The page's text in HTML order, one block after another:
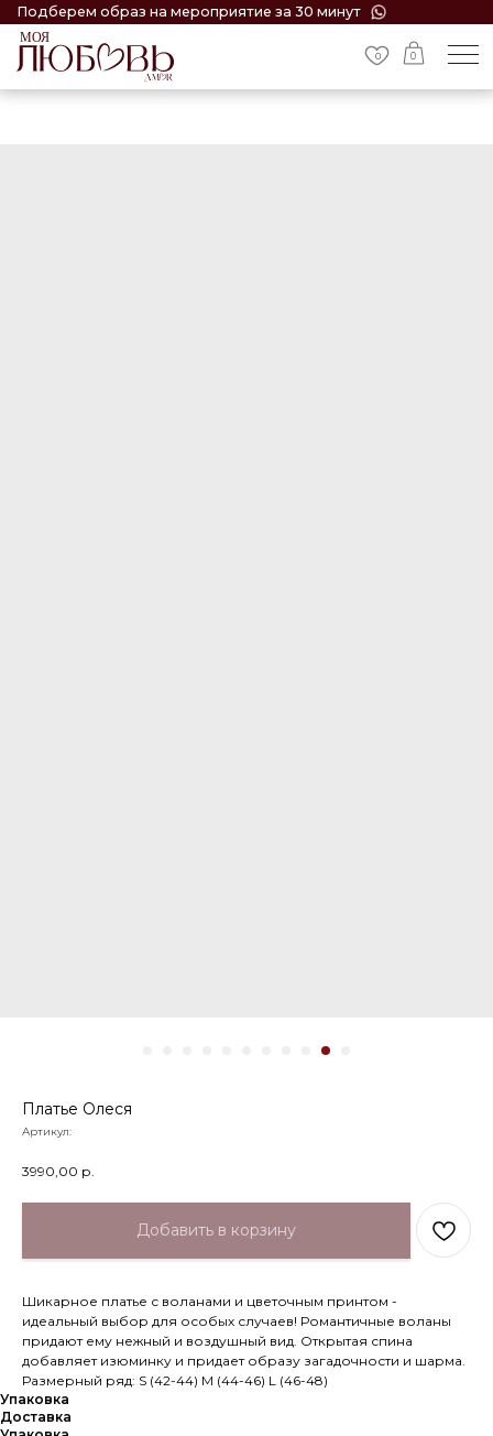
Подберем образ на мероприятие за 30 минут
Платье Олеся
Артикул:
3990,00 р.
Добавить в корзину
Шикарное платье с воланами и цветочным принтом -
идеальный выбор для особых случаев! Романтичные воланы
придают ему нежный и воздушный вид. Открытая спина
добавляет изюминку и придает образу загадочности и шарма.
Размерный ряд: S (42-44) М (44-46) L (46-48)
Упаковка
Доставка